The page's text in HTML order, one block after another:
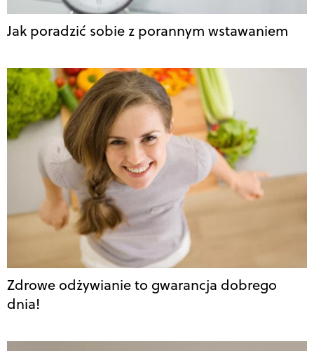
Jak poradzić sobie z porannym wstawaniem
Zdrowe odżywianie to gwarancja dobrego
dnia!